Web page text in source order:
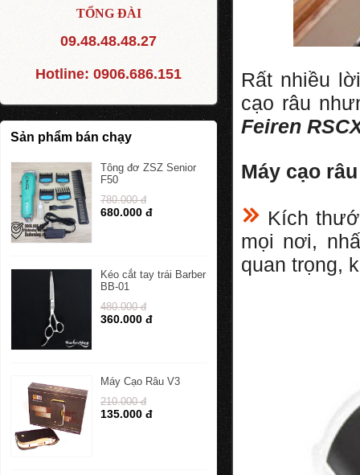
TỔNG ĐÀI
09.48.48.48.27
Hotline: 0906.686.151
Sản phẩm bán chạy
Tông đơ ZSZ Senior
F50
780.000 đ
680.000 đ
Kéo cắt tay trái Barber
BB-01
480.000 đ
360.000 đ
Máy Cạo Râu V3
210.000 đ
135.000 đ
Rất nhiều
cạo râu
Feiren
Máy cạo
Kích
mọi nơi,
quan trọng,